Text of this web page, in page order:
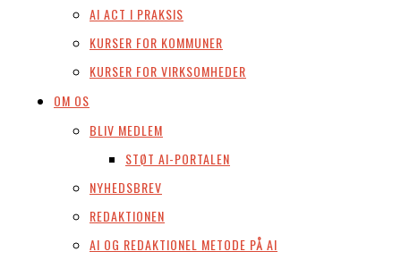
AI ACT I PRAKSIS
KURSER FOR KOMMUNER
KURSER FOR VIRKSOMHEDER
OM OS
BLIV MEDLEM
STØT AI-PORTALEN
NYHEDSBREV
REDAKTIONEN
AI OG REDAKTIONEL METODE PÅ AI